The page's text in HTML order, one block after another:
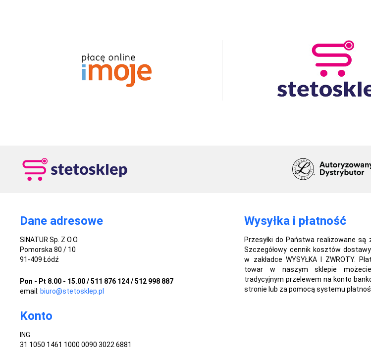
Dane adresowe
SINATUR Sp. Z O.O.
Pomorska 80 / 10
91-409 Łódź
Pon - Pt 8.00 - 15.00 / 511 876 124 / 512 998 887
email: biuro@stetosklep.pl
Konto
ING
31 1050 1461 1000 0090 3022 6881
Wysyłka i płatność
Przesyłki do Państwa realizowane są
Szczegółowy cennik kosztów
w zakładce WYSYŁKA I ZWROTY.
towar w naszym sklepie
tradycyjnym przelewem na konto
stronie lub za pomocą systemu